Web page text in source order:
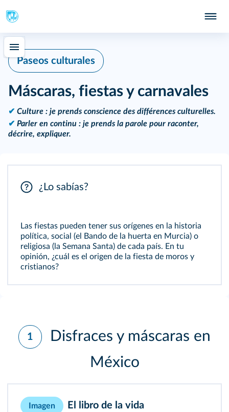
Paseos culturales
Máscaras, fiestas y carnavales
✔ Culture : je prends conscience des différences culturelles.
✔ Parler en continu : je prends la parole pour raconter,
décrire, expliquer.
¿Lo sabías?
Las fiestas pueden tener sus orígenes en la historia
política, social (el Bando de la huerta en Murcia) o
religiosa (la Semana Santa) de cada país. En tu
opinión, ¿cuál es el origen de la fiesta de moros y
cristianos?
1
Disfraces y máscaras en
México
Imagen El libro de la vida